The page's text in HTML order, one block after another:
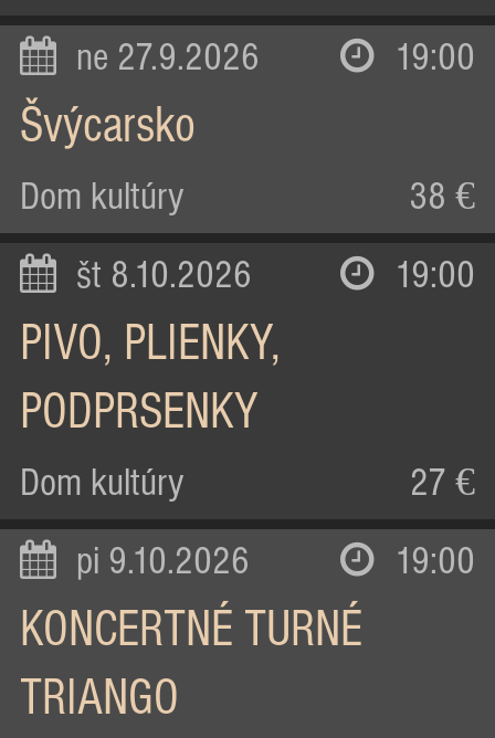
ne 27.9.2026 19:00
Švýcarsko
Dom kultúry 38 €
št 8.10.2026 19:00
PIVO, PLIENKY,
PODPRSENKY
Dom kultúry 27 €
pi 9.10.2026 19:00
KONCERTNÉ TURNÉ
TRIANGO